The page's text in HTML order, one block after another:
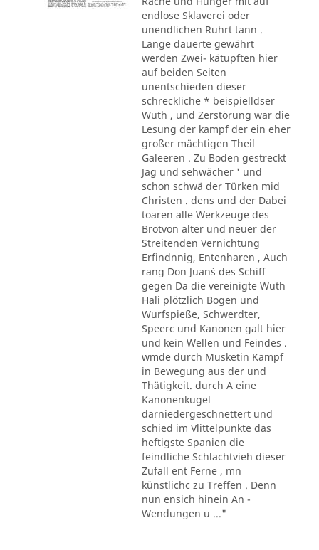
endlose Sklaverei oder
unendlichen Ruhrt tann .
Lange dauerte gewährt
werden Zwei- kätupften hier
auf beiden Seiten
unentschieden dieser
schreckliche * beispielldser
Wuth , und Zerstörung war die
Lesung der kampf der ein eher
großer mächtigen Theil
Galeeren . Zu Boden gestreckt
Jag und sehwächer ' und
schon schwä der Türken mid
Christen . dens und der Dabei
toaren alle Werkzeuge des
Brotvon alter und neuer der
Streitenden Vernichtung
Erfindnnig, Entenharen , Auch
rang Don Juan´s des Schiff
gegen Da die vereinigte Wuth
Hali plötzlich Bogen und
Wurfspieße, Schwerdter,
Speerc und Kanonen galt hier
und kein Wellen und Feindes .
wmde durch Musketin Kampf
in Bewegung aus der und
Thätigkeit. durch A eine
Kanonenkugel
darniedergeschnettert und
schied im Vlittelpunkte das
heftigste Spanien die
feindliche Schlachtvieh dieser
Zufall ent Ferne , mn
künstlichc zu Treffen . Denn
nun ensich hinein An -
Wendungen u ..."